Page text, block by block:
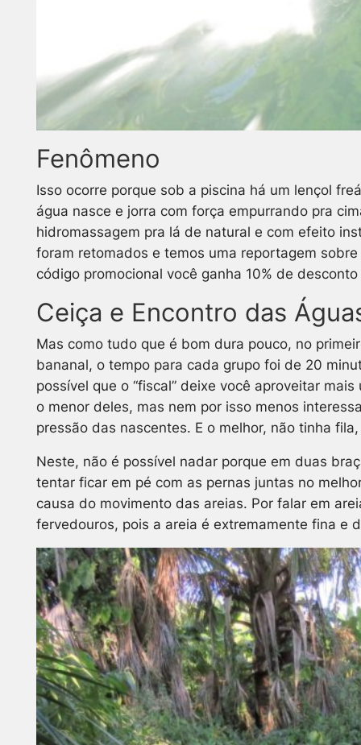
Fenômeno
Isso ocorre porque sob a piscina há um lençol
água nasce e jorra com força empurrando pra
hidromassagem pra lá de natural e com efeito
foram retomados e temos uma reportagem
código promocional você ganha 10% de
Ceiça e Encontro das
Mas como tudo que é bom dura pouco, no
bananal, o tempo para cada grupo foi de 20
possível que o “fiscal” deixe você aproveitar
o menor deles, mas nem por isso menos
pressão das nascentes. E o melhor, não tinha
Neste, não é possível nadar porque em duas
tentar ficar em pé com as pernas juntas no
causa do movimento das areias. Por falar em
fervedouros, pois a areia é extremamente fina e